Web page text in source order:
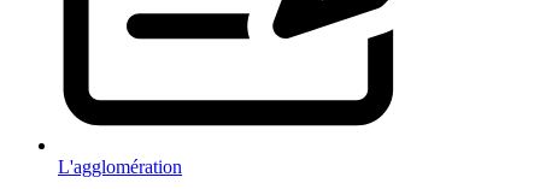
L'agglomération